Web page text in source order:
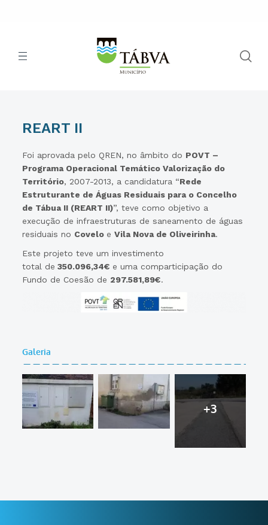
REART II
Foi aprovada pelo QREN, no âmbito do POVT –
Programa Operacional Temático Valorização do
Território, 2007-2013, a candidatura “Rede
Estruturante de Águas Residuais para o Concelho
de Tábua II (REART II)”, teve como objetivo a
execução de infraestruturas de saneamento de águas
residuais no Covelo eVila Nova de Oliveirinha.
Este projeto teve um investimento
total de 350.096,34€ e uma comparticipação do
Fundo de Coesão de 297.581,89€.
Galeria
+3